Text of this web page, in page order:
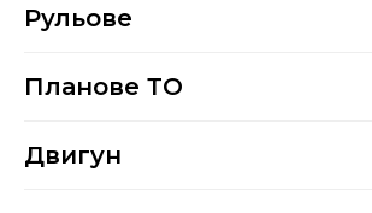
Рульове
Планове ТО
Двигун